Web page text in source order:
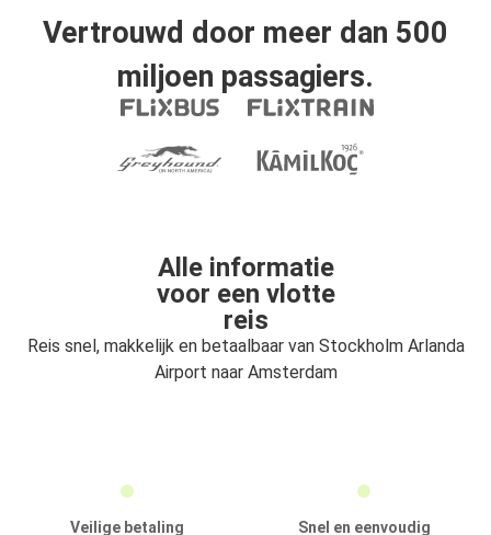
Vertrouwd door meer dan 500
miljoen passagiers.
Alle informatie
voor een vlotte
reis
Reis snel, makkelijk en betaalbaar van Stockholm Arlanda
Airport naar Amsterdam
Veilige betaling
Snel en eenvoudig